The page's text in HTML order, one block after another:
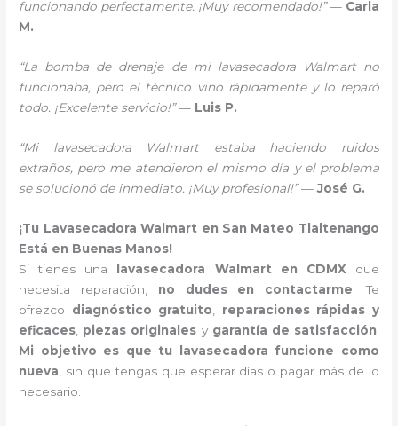
funcionando perfectamente. ¡Muy recomendado!”— Carla
M.
“La bomba de drenaje de mi lavasecadora Walmart no
funcionaba, pero el técnico vino rápidamente y lo reparó
todo. ¡Excelente servicio!”— Luis P.
“Mi lavasecadora Walmart estaba haciendo ruidos
extraños, pero me atendieron el mismo día y el problema
se solucionó de inmediato. ¡Muy profesional!”—José G.
¡Tu Lavasecadora Walmart en San Mateo Tlaltenango
Está en Buenas Manos!
Si tienes una
lavasecadora Walmart en CDMX que
necesita reparación, no dudes en contactarme . Te
ofrezco diagnóstico gratuito
reparaciones rápidas y
eficaces piezas originales y garantía de satisfacción
Mi objetivo es que tu lavasecadora funcione como
nueva , sin que tengas que esperar días o pagar más de lo
necesario.